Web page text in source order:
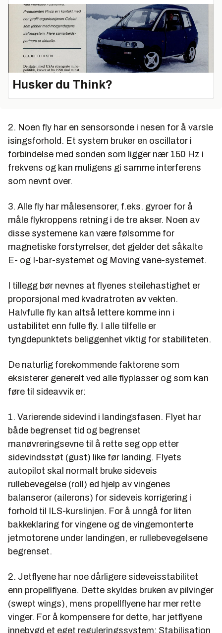
Husker du Think?
2. Noen fly har en sensorsonde i nesen for å varsle
isingsforhold. Et system bruker en oscillator i
forbindelse med sonden som ligger nær 150 Hz i
frekvens og kan muligens gi samme interferens
som nevnt over.
3. Alle fly har målesensorer, f.eks. gyroer for å
måle flykroppens retning i de tre akser. Noen av
disse systemene kan være følsomme for
magnetiske forstyrrelser, det gjelder det såkalte
E- og I-bar-systemet og Moving vane-systemet.
I tillegg bør nevnes at flyenes steilehastighet er
proporsjonal med kvadratroten av vekten.
Halvfulle fly kan altså lettere komme inn i
ustabilitet enn fulle fly. I alle tilfelle er
tyngdepunktets beliggenhet viktig for stabiliteten.
De naturlig forekommende faktorene som
eksisterer generelt ved alle flyplasser og som kan
føre til sideavvik er:
1. Varierende sidevind i landingsfasen. Flyet har
både begrenset tid og begrenset
manøvreringsevne til å rette seg opp etter
sidevindsstøt (gust) like før landing. Flyets
autopilot skal normalt bruke sideveis
rullebevegelse (roll) ed hjelp av vingenes
balanseror (ailerons) for sideveis korrigering i
forhold til ILS-kurslinjen. For å unngå for liten
bakkeklaring for vingene og de vingemonterte
jetmotorene under landingen, er rullebevegelsene
begrenset.
2. Jetflyene har noe dårligere sideveisstabilitet
enn propellflyene. Dette skyldes bruken av pilvinger
(swept wings), mens propellflyene har mer rette
vinger. For å kompensere for dette, har jetflyene
innebygd et eget reguleringssystem; Stabilisation